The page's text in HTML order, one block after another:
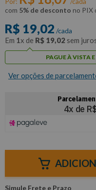
com 5% de desconto no PIX
R$ 19,02 /cada
Em 1x de R$ 19,02 sem
PAGUE À VISTA
Ver opções de